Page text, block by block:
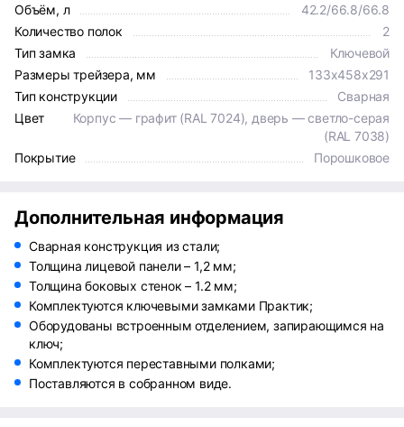
Объём, л
42.2/66.8/66.8
Количество полок
2
Тип замка
Ключевой
Размеры трейзера, мм
133x458x291
Тип конструкции
Сварная
Цвет
Корпус — графит (RAL 7024), дверь — светло-серая
(RAL 7038)
Покрытие
Порошковое
Дополнительная информация
Сварная конструкция из стали;
Толщина лицевой панели – 1,2 мм;
Толщина боковых стенок – 1.2 мм;
Комплектуются ключевыми замками Практик;
Оборудованы встроенным отделением, запирающимся на
ключ;
Комплектуются переставными полками;
Поставляются в собранном виде.